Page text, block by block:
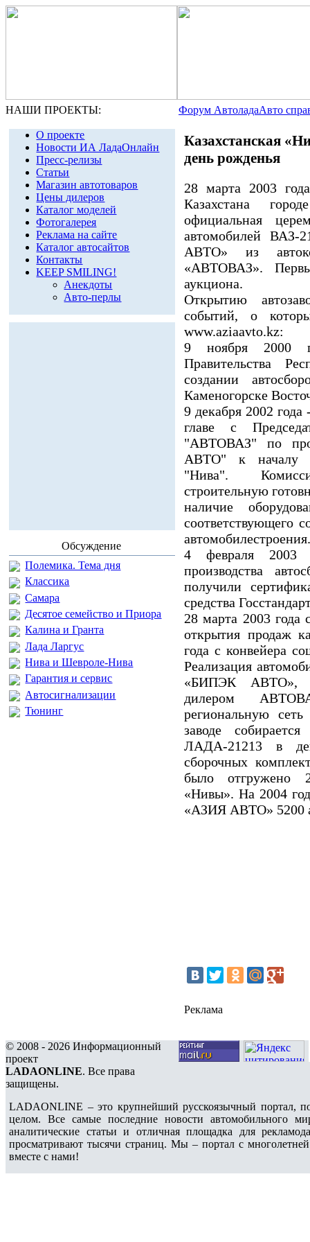
НАШИ ПРОЕКТЫ: Форум АвтоладаАвто
О проекте
Новости ИА ЛадаОнлайн
Пресс-релизы
Статьи
Магазин автотоваров
Цены дилеров
Каталог моделей
Фотогалерея
Реклама на сайте
Каталог автосайтов
Контакты
KEEP SMILING!
Анекдоты
Авто-перлы
Обсуждение
Полемика. Тема дня
Классика
Самара
Десятое семейство и Приора
Калина и Гранта
Лада Ларгус
Нива и Шевроле-Нива
Гарантия и сервис
Автосигнализации
Тюнинг
Казахстанская
день рожденья
28 марта 2003
Казахстана
официальная
автомобилей ВАЗ-
АВТО» из
«АВТОВАЗ».
аукциона.
Открытию
событий, о
www.aziaavto.kz:
9 ноября 2000
Правительства
создании
Каменогорске
9 декабря 2002 года
главе с
"АВТОВАЗ" по
АВТО" к началу
"Нива".
строительную
наличие
соответствующего
автомобилестроения.
4 февраля 2003
производства
получили
средства
28 марта 2003 года
открытия продаж
года с конвейера
Реализация
«БИПЭК АВТО»,
дилером
региональную
заводе
ЛАДА-21213 в
сборочных
было отгружено
«Нивы». На 2004 год
«АЗИЯ АВТО» 5200
Реклама
© 2008 - 2026 Информационный
проект
LADAONLINE. Все права
защищены.
LADAONLINE – это крупнейший русскоязычный портал,
целом. Все самые последние новости автомобильного
аналитические статьи и отличная площадка для
просматривают тысячи страниц. Мы – портал с
вместе с нами!